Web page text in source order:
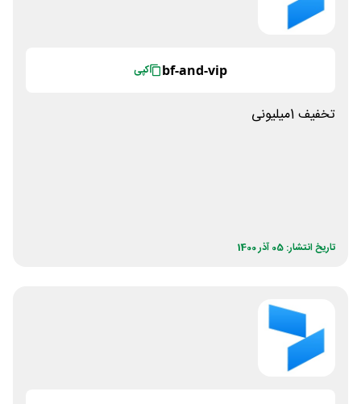
bf-and-vip کپی
تخفیف 1میلیونی
تاریخ انتشار: 05 آذر 1400